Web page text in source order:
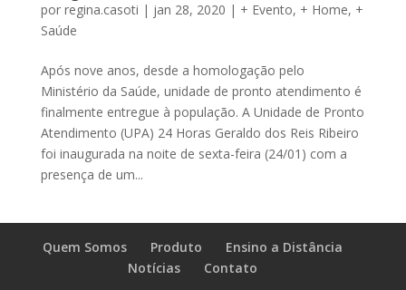
por regina.casoti | jan 28, 2020 | + Evento, + Home, +
Saúde
Após nove anos, desde a homologação pelo
Ministério da Saúde, unidade de pronto atendimento é
finalmente entregue à população. A Unidade de Pronto
Atendimento (UPA) 24 Horas Geraldo dos Reis Ribeiro
foi inaugurada na noite de sexta-feira (24/01) com a
presença de um...
Quem Somos Produto
Ensino a Distância
Notícias
Contato